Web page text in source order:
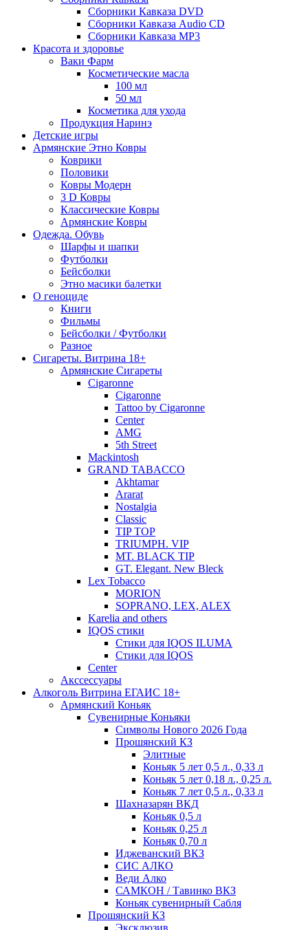
Сборники Кавказа DVD
Сборники Кавказа Audio CD
Сборники Кавказа MP3
Красота и здоровье
Ваки Фарм
Косметические масла
100 мл
50 мл
Косметика для ухода
Продукция Наринэ
Детские игры
Армянские Этно Ковры
Коврики
Половики
Ковры Модерн
3 D Ковры
Классические Ковры
Армянские Ковры
Одежда. Обувь
Шарфы и шапки
Футболки
Бейсболки
Этно масики балетки
О геноциде
Книги
Фильмы
Бейсболки / Футболки
Разное
Сигареты. Витрина 18+
Армянские Сигареты
Cigaronne
Cigaronne
Tattoo by Cigaronne
Center
AMG
5th Street
Mackintosh
GRAND TABACCO
Akhtamar
Ararat
Nostalgia
Classic
TIP TOP
TRIUMPH. VIP
MT. BLACK TIP
GT. Elegant. New Bleck
Lex Tobacco
MORION
SOPRANO, LEX, ALEX
Karelia and others
IQOS стики
Стики для IQOS ILUMA
Стики для IQOS
Сenter
Акссессуары
Алкоголь Витрина ЕГАИС 18+
Армянский Коньяк
Сувенирные Коньяки
Символы Нового 2026 Года
Прошянский КЗ
Элитные
Коньяк 5 лет 0,5 л., 0,33 л
Коньяк 5 лет 0,18 л., 0,25 л.
Коньяк 7 лет 0,5 л., 0,33 л
Шахназарян ВКД
Коньяк 0,5 л
Коньяк 0,25 л
Коньяк 0,70 л
Иджеванский ВКЗ
СИС АЛКО
Веди Алко
САМКОН / Тавинко ВКЗ
Коньяк сувенирный Сабля
Прошянский КЗ
Эксклюзив